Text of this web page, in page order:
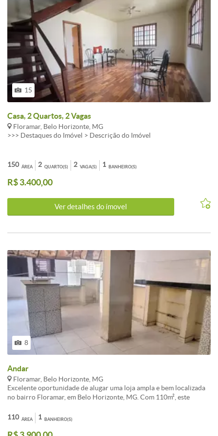
15
Casa, 2 Quartos, 2 Vagas
Floramar, Belo Horizonte, MG
>>> Destaques do Imóvel > Descrição do Imóvel
ÁREA
150 QUARTO(S)
2 VAGA(S)
2 BANHEIRO(S)
1
R$ 3.400,00
Ver detalhes do ímovel
8
Andar
Floramar, Belo Horizonte, MG
Excelente oportunidade de alugar uma loja ampla e bem localizada
no bairro Floramar, em Belo Horizonte, MG. Com 110m², este
Gabriela Varella com a avenida Gastão Demétrio Maia.<br /><br
/>Além da localização privilegiada, esta loja conta com anexos de 2
quartos e 1 banheiro, oferecendo ainda a possibilidade de vaga de
ÁREA
110 BANHEIRO(S)
1